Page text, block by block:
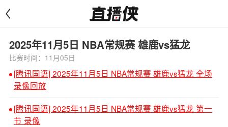
<
2025年11月5日 NBA常规赛 雄鹿vs猛龙
比赛时间：11月05日
[腾讯国语] 2025年11月5日 NBA常规赛 雄鹿vs猛龙 全场
录像回放
[腾讯国语] 2025年11月5日 NBA常规赛 雄鹿vs猛龙 第一
节 录像